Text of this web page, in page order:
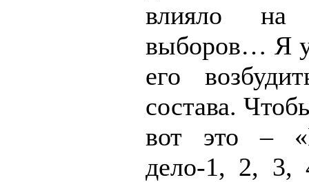
влияло на
выборов… Я
его
состава.
вот это –
дело-1, 2,